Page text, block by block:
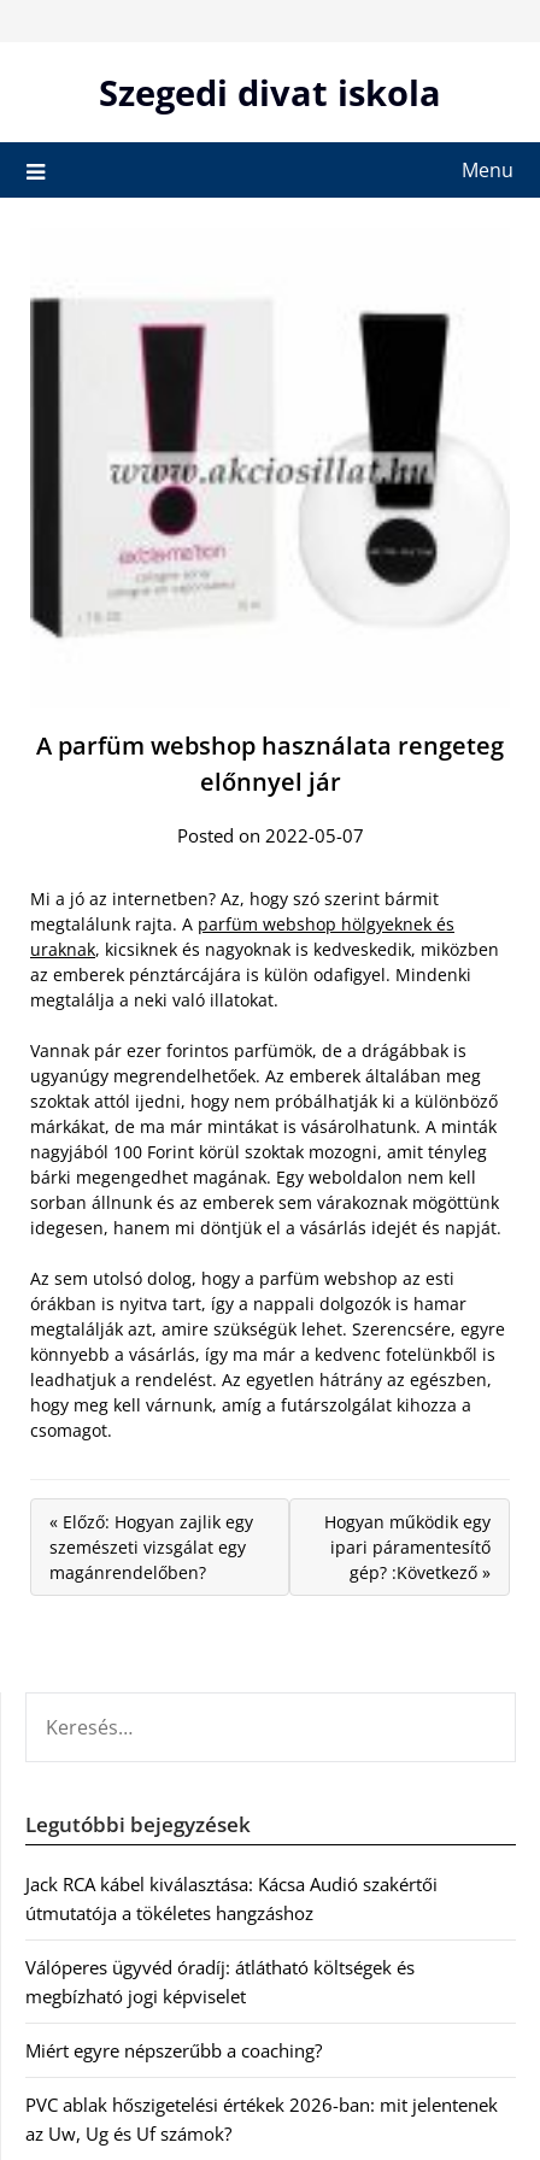
Szegedi divat iskola
Menu
A parfüm webshop használata rengeteg
előnnyel jár
Posted on 2022-05-07
Mi a jó az internetben? Az, hogy szó szerint bármit
megtalálunk rajta. A parfüm webshop hölgyeknek és
uraknak, kicsiknek és nagyoknak is kedveskedik, miközben
az emberek pénztárcájára is külön odafigyel. Mindenki
megtalálja a neki való illatokat.
Vannak pár ezer forintos parfümök, de a drágábbak is
ugyanúgy megrendelhetőek. Az emberek általában meg
szoktak attól ijedni, hogy nem próbálhatják ki a különböző
márkákat, de ma már mintákat is vásárolhatunk. A minták
nagyjából 100 Forint körül szoktak mozogni, amit tényleg
bárki megengedhet magának. Egy weboldalon nem kell
sorban állnunk és az emberek sem várakoznak mögöttünk
idegesen, hanem mi döntjük el a vásárlás idejét és napját.
Az sem utolsó dolog, hogy a parfüm webshop az esti
órákban is nyitva tart, így a nappali dolgozók is hamar
megtalálják azt, amire szükségük lehet. Szerencsére, egyre
könnyebb a vásárlás, így ma már a kedvenc fotelünkből is
leadhatjuk a rendelést. Az egyetlen hátrány az egészben,
hogy meg kell várnunk, amíg a futárszolgálat kihozza a
csomagot.
« Előző: Hogyan zajlik egy
szemészeti vizsgálat egy
magánrendelőben?
Hogyan működik egy
ipari páramentesítő
gép? :Következő »
Legutóbbi bejegyzések
Jack RCA kábel kiválasztása: Kácsa Audió szakértői
útmutatója a tökéletes hangzáshoz
Válóperes ügyvéd óradíj: átlátható költségek és
megbízható jogi képviselet
Miért egyre népszerűbb a coaching?
PVC ablak hőszigetelési értékek 2026-ban: mit jelentenek
az Uw, Ug és Uf számok?